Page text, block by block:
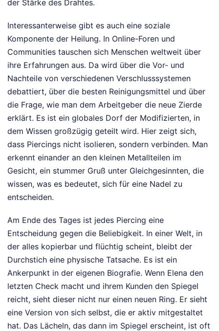
der Stärke des Drahtes.
Interessanterweise gibt es auch eine soziale
Komponente der Heilung. In Online-Foren und
Communities tauschen sich Menschen weltweit über
ihre Erfahrungen aus. Da wird über die Vor- und
Nachteile von verschiedenen Verschlusssystemen
debattiert, über die besten Reinigungsmittel und über
die Frage, wie man dem Arbeitgeber die neue Zierde
erklärt. Es ist ein globales Dorf der Modifizierten, in
dem Wissen großzügig geteilt wird. Hier zeigt sich,
dass Piercings nicht isolieren, sondern verbinden. Man
erkennt einander an den kleinen Metallteilen im
Gesicht, ein stummer Gruß unter Gleichgesinnten, die
wissen, was es bedeutet, sich für eine Nadel zu
entscheiden.
Am Ende des Tages ist jedes Piercing eine
Entscheidung gegen die Beliebigkeit. In einer Welt, in
der alles kopierbar und flüchtig scheint, bleibt der
Durchstich eine physische Tatsache. Es ist ein
Ankerpunkt in der eigenen Biografie. Wenn Elena den
letzten Check macht und ihrem Kunden den Spiegel
reicht, sieht dieser nicht nur einen neuen Ring. Er sieht
eine Version von sich selbst, die er aktiv mitgestaltet
hat. Das Lächeln, das dann im Spiegel erscheint, ist oft